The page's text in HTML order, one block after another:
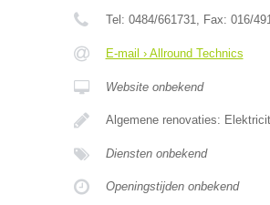
Tel: 0484/661731, Fax: 016/
E-mail › Allround Technics
Website onbekend
Algemene renovaties:
Diensten onbekend
Openingstijden onbekend